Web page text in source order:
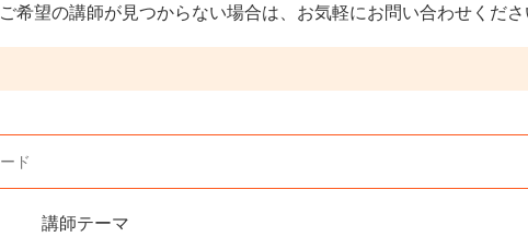
ご希望の講師が見つからない場合は、お気軽にお問い合わせくださ
講師テーマ